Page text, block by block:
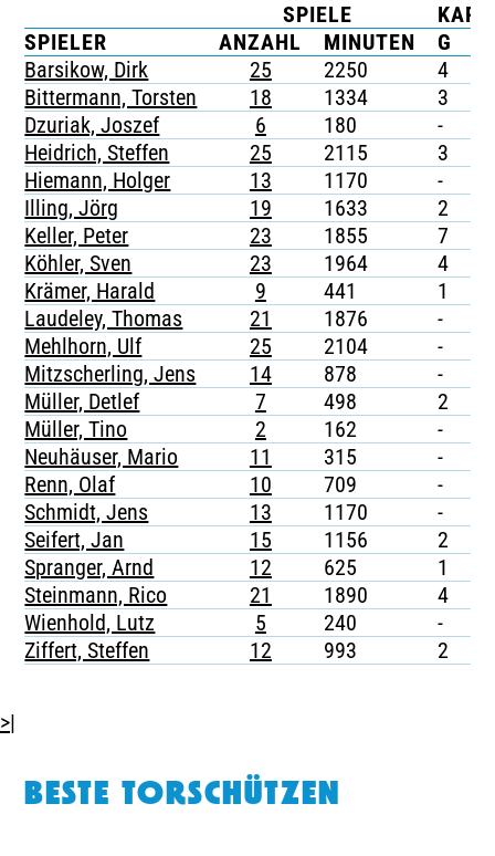
TICKETING
SPIELE
SPIELER
ANZAHL MINUTEN G
Barsikow, Dirk
25 2250 4
Bittermann, Torsten
18 1334 3
Dzuriak, Joszef
6 180 -
Heidrich, Steffen
25 2115 3
Hiemann, Holger
13 1170 -
Illing, Jörg
19 1633 2
Keller, Peter
23 1855 7
Köhler, Sven
23 1964 4
Krämer, Harald
9 441 1
Laudeley, Thomas
21 1876 -
Mehlhorn, Ulf
25 2104 -
Mitzscherling, Jens
14 878 -
Müller, Detlef
7 498 2
Müller, Tino
2 162 -
Neuhäuser, Mario
11 315 -
Renn, Olaf
10 709 -
Schmidt, Jens
13 1170 -
Seifert, Jan
15 1156 2
Spranger, Arnd
12 625 1
Steinmann, Rico
21 1890 4
Wienhold, Lutz
5 240 -
Ziffert, Steffen
12 993 2
>|
BESTE TORSCHÜTZEN